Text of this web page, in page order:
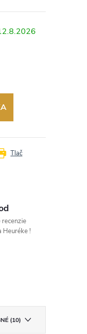
Tlač
recenzie
Heuréke !
(10)